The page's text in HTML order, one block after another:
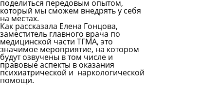
поделиться передовым опытом,
который мы сможем внедрять у себя
на местах.
Как рассказала Елена Гонцова,
заместитель главного врача по
медицинской части ТГМА, это
значимое мероприятие, на котором
будут озвучены в том числе и
правовые аспекты в оказания
психиатрической и наркологической
помощи.